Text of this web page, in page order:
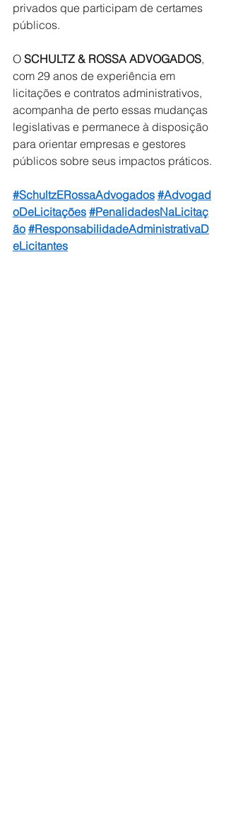
privados que participam de certames
públicos.
O SCHULTZ & ROSSA ADVOGADOS,
com 29 anos de experiência em
licitações e contratos administrativos,
acompanha de perto essas mudanças
legislativas e permanece à disposição
para orientar empresas e gestores
públicos sobre seus impactos práticos.
#SchultzERossaAdvogados #Advogad
oDeLicitações #PenalidadesNaLicitaç
ão #ResponsabilidadeAdministrativaD
eLicitantes